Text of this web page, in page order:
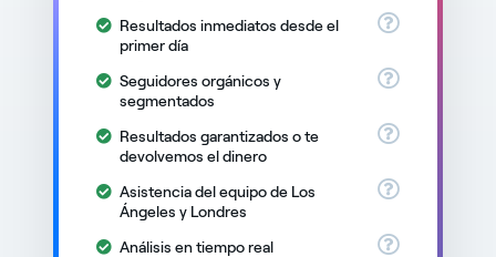
Resultados inmediatos desde el
primer día
Seguidores orgánicos y
segmentados
Resultados garantizados o te
devolvemos el dinero
Asistencia del equipo de Los
Ángeles y Londres
Análisis en tiempo real